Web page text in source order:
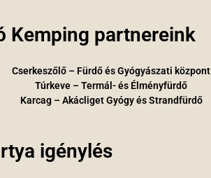
Kemping partnereink
Cserkeszőlő – Fürdő és Gyógyászati központ
Túrkeve – Termál- és Élményfürdő
Karcag – Akácliget Gyógy és Strandfürdő
igénylés